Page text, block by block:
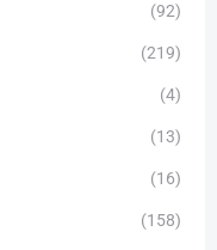
(92)
(219)
(4)
(13)
(16)
(158)